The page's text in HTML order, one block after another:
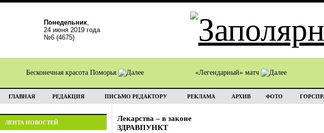
Понедельник,
24 июня 2019 года
№6 (4675)
Бесконечная красота Поморья «Легендарный» матч
ГЛАВНАЯ РЕДАКЦИЯ ПИСЬМО РЕДАКТОРУ РЕКЛАМА АРХИВ ФОТО
ЛЕНТА НОВОСТЕЙ
Лекарства – в законе
ЗДРАВПУНКТ